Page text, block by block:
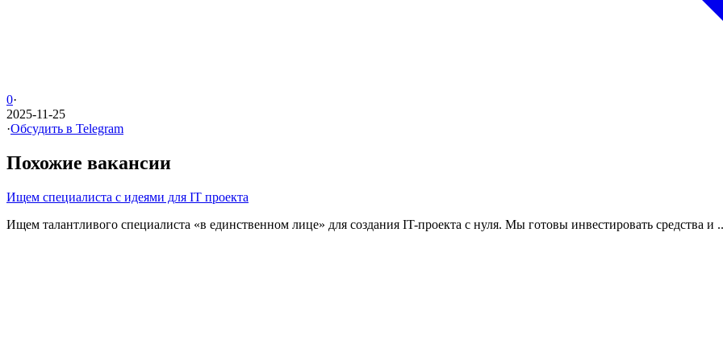
0·
2025-11-25
·Обсудить в Telegram
Похожие вакансии
Ищем специалиста с идеями для IT проекта
Ищем талантливого специалиста «в единственном лице» для создания IT-проекта с нуля. Мы готовы инвестировать средства и